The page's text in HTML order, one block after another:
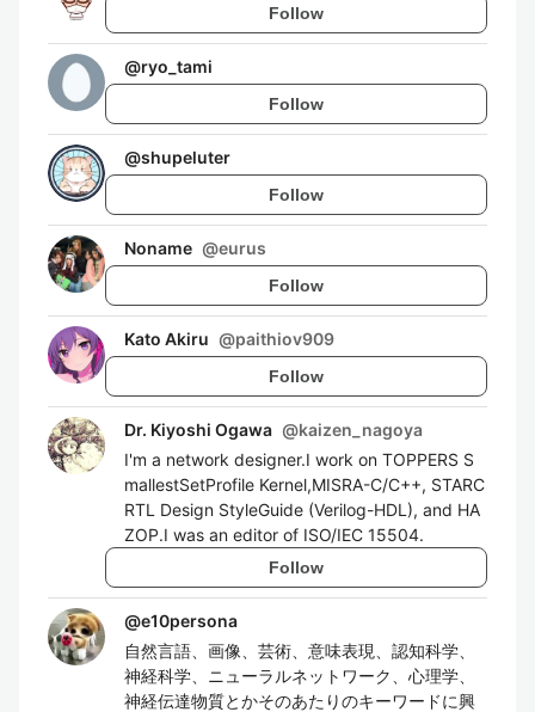
Follow
@ryo_tami
Follow
@shupeluter
Follow
Noname @eurus
Follow
Kato Akiru @paithiov909
Follow
Dr. Kiyoshi Ogawa @kaizen_nagoya
I'm a network designer.I work on TOPPERS S
mallestSetProfile Kernel,MISRA-C/C++, STARC
RTL Design StyleGuide (Verilog-HDL), and HA
ZOP.I was an editor of ISO/IEC 15504.
Follow
@e10persona
自然言語、画像、芸術、意味表現、認知科学、
神経科学、ニューラルネットワーク、心理学、
神経伝達物質とかそのあたりのキーワードに興